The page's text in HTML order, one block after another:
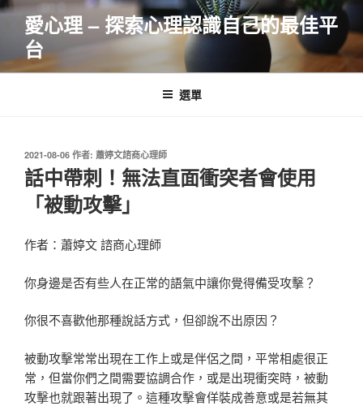
跳
要
愛心理 – 探索心理認識自己的最佳平
台
選單
發
佈
於
2021-08-06 作者: 蕭婷文諮商心理師
話中帶刺！無法直面衝突者會使用
「被動攻擊」
作者：蕭婷文 諮商心理師
你身邊是否有些人在正常的語氣中讓你覺得備受攻擊？
你很不喜歡他那種說話方式，但卻說不出原因？
被動攻擊常常出現在工作上或是伴侶之間，平常相處很正
常，但當你們之間需要協調合作，或是出現衝突時，被動
攻擊也就跟著出現了。這種攻擊會佯裝成善意或是若無其